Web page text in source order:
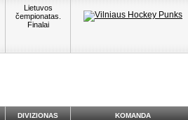
Lietuvos
čempionatas.
Finalai
DIVIZIONAS KOMANDA